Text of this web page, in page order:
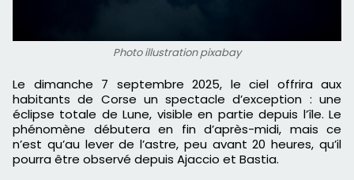
Photo illustration pixabay
Le dimanche 7 septembre 2025, le ciel offrira aux
habitants de Corse un spectacle d’exception : une
éclipse totale de Lune, visible en partie depuis l’île. Le
phénomène débutera en fin d’après-midi, mais ce
n’est qu’au lever de l’astre, peu avant 20 heures, qu’il
pourra être observé depuis Ajaccio et Bastia.